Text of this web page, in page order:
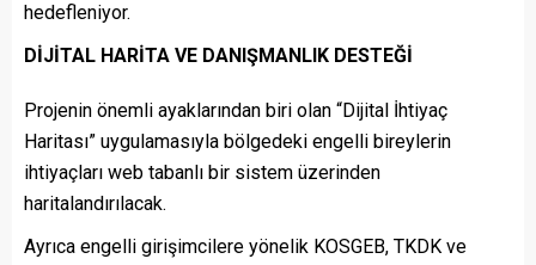
hedefleniyor.
DİJİTAL HARİTA VE DANIŞMANLIK DESTEĞİ
Projenin önemli ayaklarından biri olan “Dijital İhtiyaç
Haritası” uygulamasıyla bölgedeki engelli bireylerin
ihtiyaçları web tabanlı bir sistem üzerinden
haritalandırılacak.
Ayrıca engelli girişimcilere yönelik KOSGEB, TKDK ve